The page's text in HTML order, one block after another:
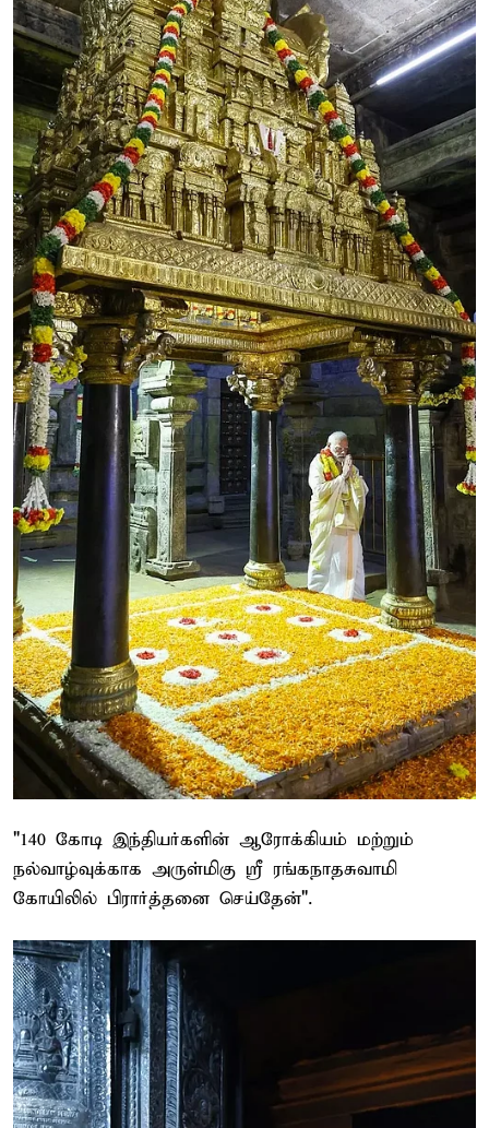
"140 கோடி இந்தியர்களின் ஆரோக்கியம் மற்றும்
நல்வாழ்வுக்காக அருள்மிகு ஶ்ரீ ரங்கநாதசுவாமி
கோயிலில் பிரார்த்தனை செய்தேன்".